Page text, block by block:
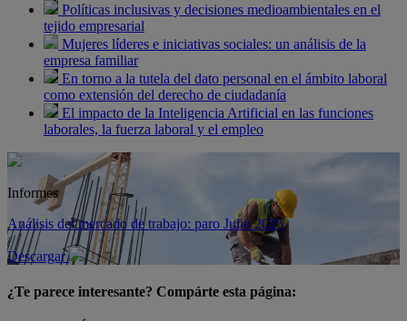
Políticas inclusivas y decisiones medioambientales en el
tejido empresarial
Mujeres líderes e iniciativas sociales: un análisis de la
empresa familiar
En torno a la tutela del dato personal en el ámbito laboral
como extensión del derecho de ciudadanía
El impacto de la Inteligencia Artificial en las funciones
laborales, la fuerza laboral y el empleo
Informes
Análisis del mercado de trabajo: paro Julio 2026
Descargar
¿Te parece interesante? Compárte esta página: